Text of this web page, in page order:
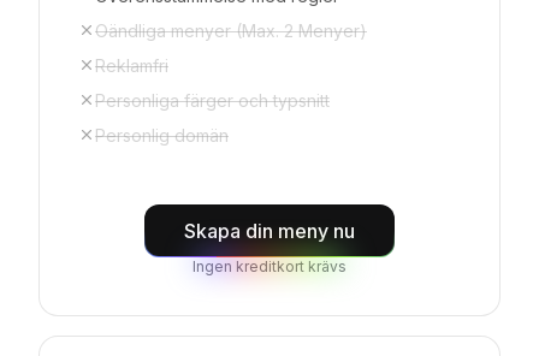
Oändliga menyer (Max. 2 Menyer)
Reklamfri
Personliga färger och typsnitt
Personlig domän
Skapa din meny nu
Ingen kreditkort krävs